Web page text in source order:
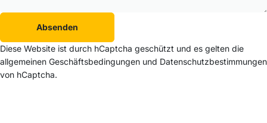
Nachricht
Absenden
Absenden
Diese Website ist durch hCaptcha geschützt und es gelten die
allgemeinen Geschäftsbedingungen und Datenschutzbestimmungen
von hCaptcha.